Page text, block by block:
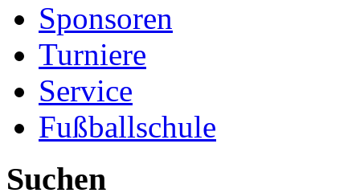
Sponsoren
Turniere
Service
Fußballschule
Suchen